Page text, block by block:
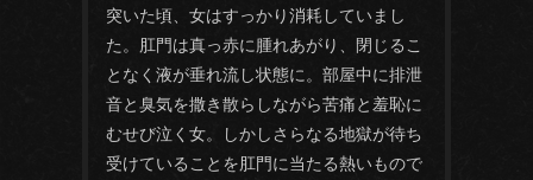
突いた頃、女はすっかり消耗していまし
た。肛門は真っ赤に腫れあがり、閉じるこ
となく液が垂れ流し状態に。部屋中に排泄
音と臭気を撒き散らしながら苦痛と羞恥に
むせび泣く女。しかしさらなる地獄が待ち
受けていることを肛門に当たる熱いもので